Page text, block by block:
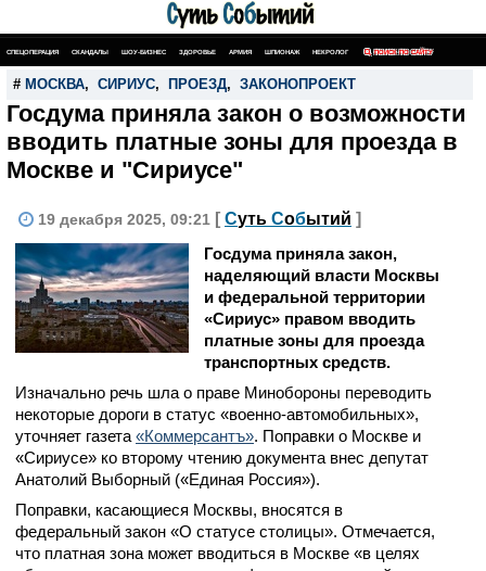
СПЕЦОПЕРАЦИЯ СКАНДАЛЫ ШОУ-БИЗНЕС ЗДОРОВЬЕ АРМИЯ ШПИОНАЖ НЕКРОЛОГ ПОИСК ПО САЙТУ
# МОСКВА, СИРИУС, ПРОЕЗД, ЗАКОНОПРОЕКТ
Госдума приняла закон о возможности
вводить платные зоны для проезда в
Москве и "Сириусе"
19 декабря 2025, 09:21 [ Суть Событий ]
Госдума приняла закон,
наделяющий власти Москвы
и федеральной территории
«Сириус» правом вводить
платные зоны для проезда
транспортных средств.
Изначально речь шла о праве Минобороны переводить
некоторые дороги в статус «военно-автомобильных»,
уточняет газета «Коммерсантъ». Поправки о Москве и
«Сириусе» ко второму чтению документа внес депутат
Анатолий Выборный («Единая Россия»).
Поправки, касающиеся Москвы, вносятся в
федеральный закон «О статусе столицы». Отмечается,
что платная зона может вводиться в Москве «в целях